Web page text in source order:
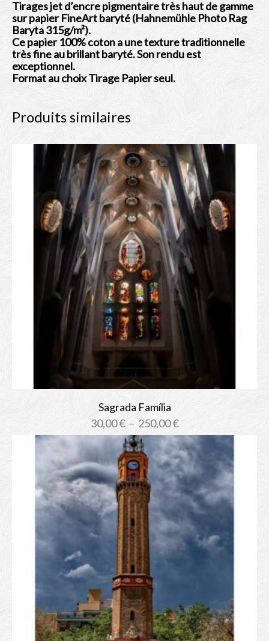
Tirages jet d’encre pigmentaire très haut de gamme
sur papier FineArt baryté (Hahnemühle Photo Rag
Baryta 315g/m²).
Ce papier 100% coton a une texture traditionnelle
très fine au brillant baryté. Son rendu est
exceptionnel.
Format au choix Tirage Papier seul.
Produits similaires
Sagrada Família
30,00€ – 250,00€Plage
de
prix :
30,00 €
à
250,00 €